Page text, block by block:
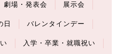
劇場・発表会 展示会
日 バレンタインデー
入学・卒業・就職祝い